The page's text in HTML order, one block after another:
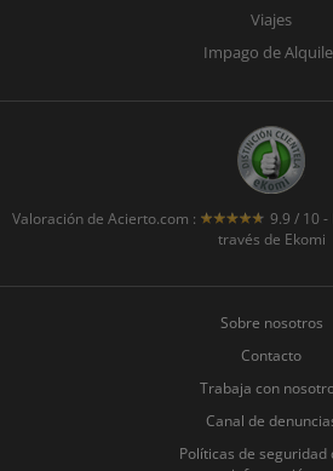
Viajes
Impago de
Valoración de Acierto.com : 9.9 / 10 -
través de Ekomi
Sobre nosotros
Contacto
Trabaja con
Canal de
Políticas de seguridad